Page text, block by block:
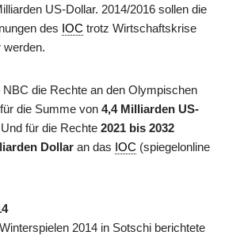
US-Dollar. 2014/2016 sollen die
des IOC trotz Wirtschaftskrise
werden.
die Rechte an den Olympischen
für die Summe von 4,4 Milliarden US-
für die Rechte 2021 bis 2032
Dollar an das IOC (spiegelonline
2014 in Sotschi berichtete